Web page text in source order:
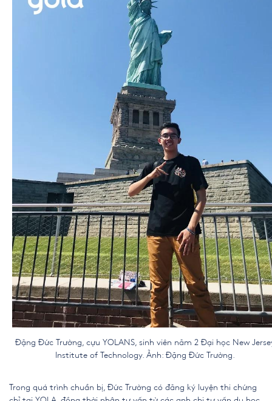
Đặng Đức Trường, cựu YOLANS, sinh viên năm 2 Đại học New
Institute of Technology. Ảnh: Đặng Đức Trường.
Trong quá trình chuẩn bị, Đức Trường có đăng ký luyện thi chứng